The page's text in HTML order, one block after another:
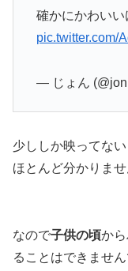
確かにかわいい
pic.twitter.com/
— じょん
少ししか映ってな
ほとんど分かりませ
なので子供の頃か
ることはできません